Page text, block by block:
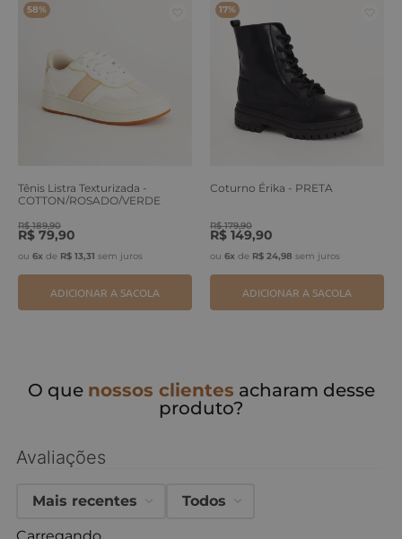
58%
Tênis Listra Texturizada -
COTTON/ROSADO/VERDE
R$ 189,90
R$ 79,90
ou 6x de R$ 13,31 sem juros
ADICIONAR A SACOLA
17%
Coturno Érika - PRETA
R$ 179,90
R$ 149,90
ou 6x de R$ 24,98 sem juros
ADICIONAR A SACOLA
O que nossos clientes acharam desse
produto?
Avaliações
Mais recentes Todos